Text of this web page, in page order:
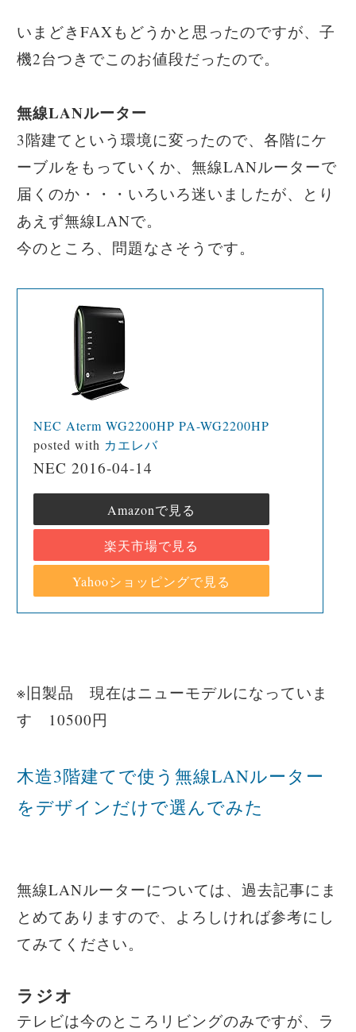
いまどきFAXもどうかと思ったのですが、子
機2台つきでこのお値段だったので。
無線LANルーター
3階建てという環境に変ったので、各階にケ
ーブルをもっていくか、無線LANルーターで
届くのか・・・いろいろ迷いましたが、とり
あえず無線LANで。
今のところ、問題なさそうです。
NEC Aterm WG2200HP PA-WG2200HP
posted with カエレバ
NEC 2016-04-14
Amazonで見る
楽天市場で見る
Yahooショッピングで見る
※旧製品 現在はニューモデルになっていま
す 10500円
木造3階建てで使う無線LANルーター
をデザインだけで選んでみた
無線LANルーターについては、過去記事にま
とめてありますので、よろしければ参考にし
てみてください。
ラジオ
テレビは今のところリビングのみですが、ラ